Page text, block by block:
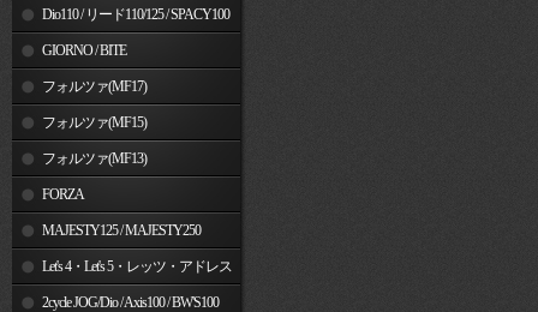
Dio110 / リード110/125 / SPACY100
GIORNO / BITE
フォルツァ(MF17)
フォルツァ(MF15)
フォルツァ(MF13)
FORZA
MAJESTY125 / MAJESTY250
Let's 4・Let's 5・レッツ・アドレス
V50 2cycle JOG/Dio / Axis100 / BW'S100